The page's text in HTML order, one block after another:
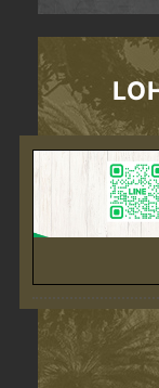
2025/02/17
リフォームフェ
2025/01/18
注文住宅の何で
2025/01/18
『Ｄｏｕｂｌ